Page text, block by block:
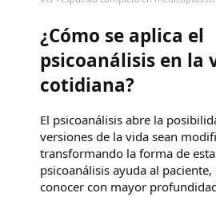
¿Cómo se aplica el
psicoanálisis en la
cotidiana?
El psicoanálisis abre la
versiones de la vida sean
transformando la forma de
psicoanálisis ayuda al
conocer con mayor